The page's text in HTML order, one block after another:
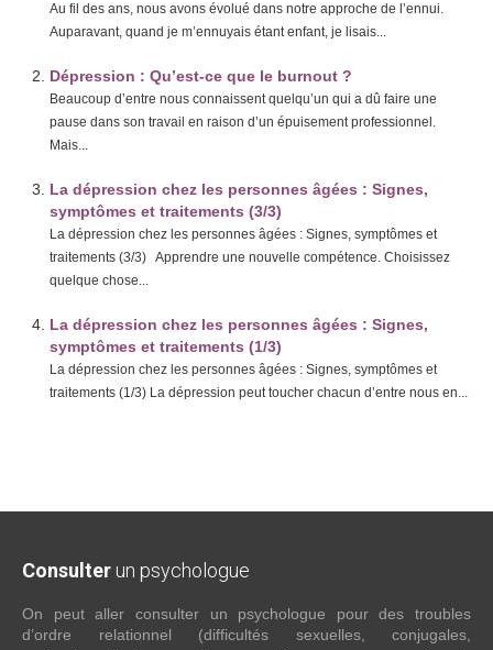
Au fil des ans, nous avons évolué dans notre approche de l’ennui.
Auparavant, quand je m’ennuyais étant enfant, je lisais...
Dépression : Qu’est-ce que le burnout ?
Beaucoup d’entre nous connaissent quelqu’un qui a dû faire une
pause dans son travail en raison d’un épuisement professionnel.
Mais...
La dépression chez les personnes âgées : Signes,
symptômes et traitements (3/3)
La dépression chez les personnes âgées : Signes, symptômes et
traitements (3/3) Apprendre une nouvelle compétence. Choisissez
quelque chose...
La dépression chez les personnes âgées : Signes,
symptômes et traitements (1/3)
La dépression chez les personnes âgées : Signes, symptômes et
traitements (1/3) La dépression peut toucher chacun d’entre nous en...
Consulter un psychologue
On peut aller consulter un psychologue pour des troubles
d’ordre relationnel (difficultés sexuelles, conjugales,